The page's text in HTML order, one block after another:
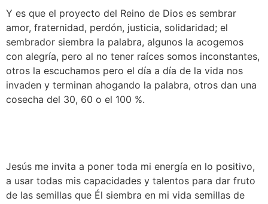
Y es que el proyecto del Reino de Dios es sembrar
amor, fraternidad, perdón, justicia, solidaridad; el
sembrador siembra la palabra, algunos la acogemos
con alegría, pero al no tener raíces somos inconstantes,
otros la escuchamos pero el día a día de la vida nos
invaden y terminan ahogando la palabra, otros dan una
cosecha del 30, 60 o el 100 %.
Jesús me invita a poner toda mi energía en lo positivo,
a usar todas mis capacidades y talentos para dar fruto
de las semillas que Él siembra en mi vida semillas de